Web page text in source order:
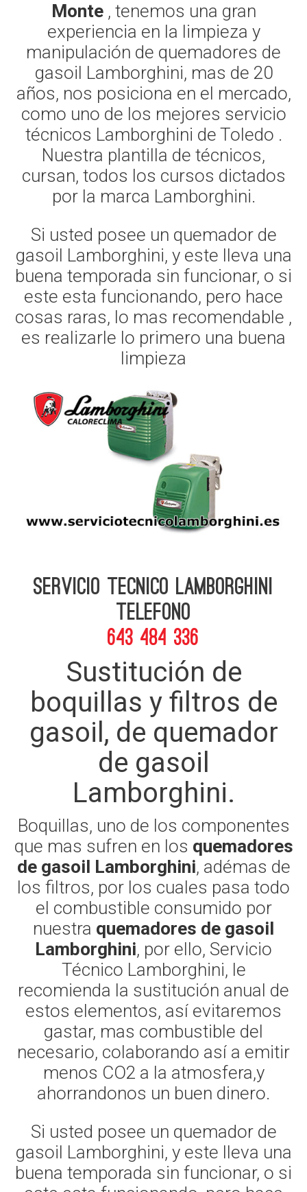
Monte , tenemos una gran
experiencia en la limpieza y
manipulación de quemadores de
gasoil Lamborghini, mas de 20
años, nos posiciona en el mercado,
como uno de los mejores servicio
técnicos Lamborghini de Toledo .
Nuestra plantilla de técnicos,
cursan, todos los cursos dictados
por la marca Lamborghini.
Si usted posee un quemador de
gasoil Lamborghini, y este lleva una
buena temporada sin funcionar, o si
este esta funcionando, pero hace
cosas raras, lo mas recomendable ,
es realizarle lo primero una buena
limpieza
Servicio Tecnico Lamborghini
telefono
643 484 336
Sustitución de
boquillas y filtros de
gasoil, de quemador
de gasoil
Lamborghini.
Boquillas, uno de los componentes
que mas sufren en los quemadores
de gasoil Lamborghini, adémas de
los filtros, por los cuales pasa todo
el combustible consumido por
nuestra quemadores de gasoil
Lamborghini, por ello, Servicio
Técnico Lamborghini, le
recomienda la sustitución anual de
estos elementos, así evitaremos
gastar, mas combustible del
necesario, colaborando así a emitir
menos CO2 a la atmosfera,y
ahorrandonos un buen dinero.
Si usted posee un quemador de
gasoil Lamborghini, y este lleva una
buena temporada sin funcionar, o si